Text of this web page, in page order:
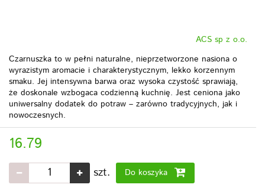
ACS sp z o.o.
Czarnuszka to w pełni naturalne, nieprzetworzone nasiona o
wyrazistym aromacie i charakterystycznym, lekko korzennym
smaku. Jej intensywna barwa oraz wysoka czystość sprawiają,
że doskonale wzbogaca codzienną kuchnię. Jest ceniona jako
uniwersalny dodatek do potraw – zarówno tradycyjnych, jak i
nowoczesnych.
16.79
szt. Do koszyka